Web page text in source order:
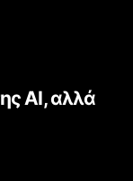
AI, αλλά